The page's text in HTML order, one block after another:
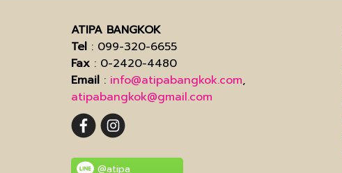
ATIPA BANGKOK
Tel : 099-320-6655
Fax : 0-2420-4480
Email : info@atipabangkok.com,
atipabangkok@gmail.com
@atipa